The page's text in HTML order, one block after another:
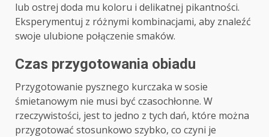
lub ostrej doda mu koloru i delikatnej pikantności.
Eksperymentuj z różnymi kombinacjami, aby znaleźć
swoje ulubione połączenie smaków.
Czas przygotowania obiadu
Przygotowanie pysznego kurczaka w sosie
śmietanowym nie musi być czasochłonne. W
rzeczywistości, jest to jedno z tych dań, które można
przygotować stosunkowo szybko, co czyni je